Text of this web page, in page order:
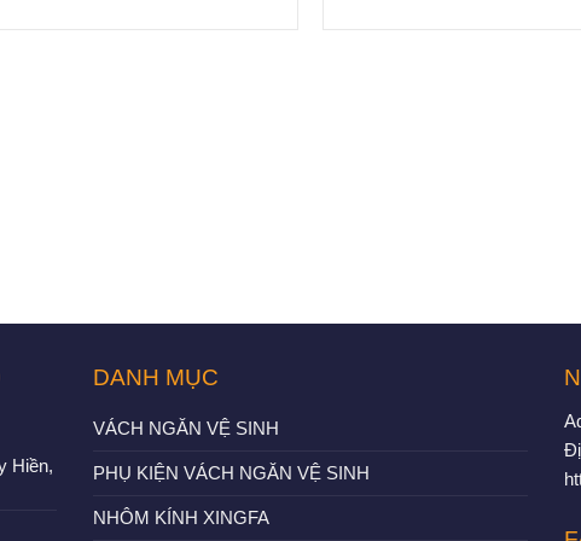
Hiền,
DANH MỤC
VÁCH NGĂN VỆ SINH
PHỤ KIỆN VÁCH NGĂN VỆ SINH
NHÔM KÍNH XINGFA